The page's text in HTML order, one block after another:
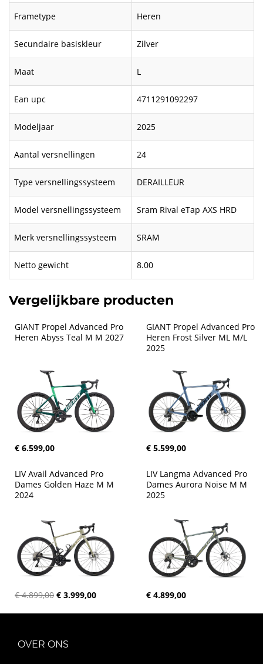
Frametype Heren
Secundaire basiskleur Zilver
Maat L
Ean upc 4711291092297
Modeljaar 2025
Aantal versnellingen 24
Type versnellingssysteem DERAILLEUR
Model versnellingssysteem Sram Rival eTap AXS HRD
Merk versnellingssysteem SRAM
Netto gewicht 8.00
Vergelijkbare producten
GIANT Propel Advanced Pro
Heren Abyss Teal M M 2027
€ 6.599,00
GIANT Propel Advanced Pro
Heren Frost Silver ML M/L
2025
€ 5.599,00
LIV Avail Advanced Pro
Dames Golden Haze M M
2024
€ 4.899,00 € 3.999,00
LIV Langma Advanced Pro
Dames Aurora Noise M M
2025
€ 4.899,00
OVER ONS